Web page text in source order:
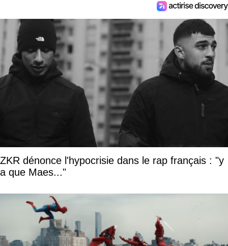
ZKR dénonce l'hypocrisie dans le rap français : "y
a que Maes..."